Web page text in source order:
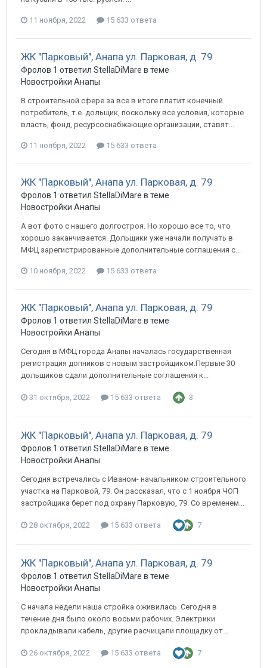
11 ноября, 2022 15 633 ответа
ЖК "Парковый", Анапа ул. Парковая, д. 79
Фролов 1 ответил StellaDiMare в теме
Новостройки Анапы
В строительной сфере за все в итоге платит конечный
потребитель, т.е. дольщик, поскольку все условия, которые
власть, фонд, ресурсоснабжающие организации, ставят...
11 ноября, 2022 15 633 ответа
ЖК "Парковый", Анапа ул. Парковая, д. 79
Фролов 1 ответил StellaDiMare в теме
Новостройки Анапы
А вот фото с нашего долгостроя. Но хорошо все то, что
хорошо заканчивается. Дольщики уже начали получать в
МФЦ зарегистрированные дополнительные соглашения с...
10 ноября, 2022 15 633 ответа
ЖК "Парковый", Анапа ул. Парковая, д. 79
Фролов 1 ответил StellaDiMare в теме
Новостройки Анапы
Сегодня в МФЦ города Анапы началась государственная
регистрация допников с новым застройщиком.Первые 30
дольщиков сдали дополнительные соглашения к...
31 октября, 2022 15 633 ответа 3
ЖК "Парковый", Анапа ул. Парковая, д. 79
Фролов 1 ответил StellaDiMare в теме
Новостройки Анапы
Сегодня встречались с Иваном- начальником строительного
участка на Парковой, 79. Он рассказал, что с 1 ноября ЧОП
застройщика берет под охрану Парковую, 79. Со временем...
28 октября, 2022 15 633 ответа 7
ЖК "Парковый", Анапа ул. Парковая, д. 79
Фролов 1 ответил StellaDiMare в теме
Новостройки Анапы
С начала недели наша стройка оживилась. Сегодня в
течение дня было около восьми рабочих. Электрики
прокладывали кабель, другие расчищали площадку от...
26 октября, 2022 15 633 ответа 7